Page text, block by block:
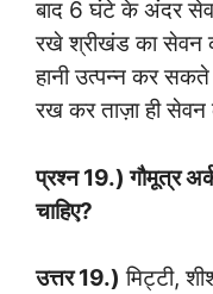
बाद 6 घंटे के अंदर
रखे श्रीखंड का
हानी उत्पन्न कर सकते
रख कर ताज़ा ही सेवन
प्रश्न 19.) गौमूत्र
चाहिए?
उत्तर 19.) मिट्टी,